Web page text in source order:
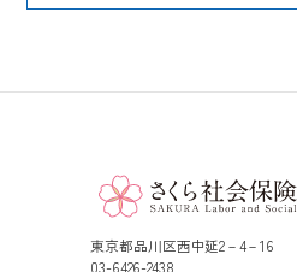
東京都品川区西中延2－4－16
03-6426-2438